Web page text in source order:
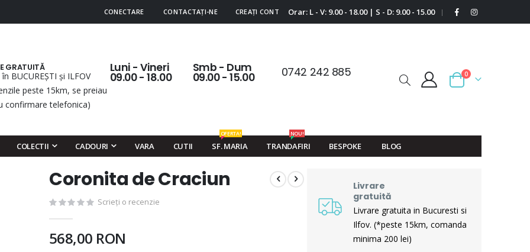
CONECTARE CONTACTAȚI-NE CREAȚI CONT Orar: L - V: 9.00 - 18.00 | S - D: 9.00 - 15.00 |
GRATUITĂ
BUCUREȘTI și ILFOV
peste 15km, se preiau
confirmare telefonica)
Luni - Vineri
09.00 - 18.00
Smb - Dum
09.00 - 15.00 0742 242 885
Cart
0
COLECTII CADOURI VARA CUTII SF. MARIA
OFERTA!
TRANDAFIRI
NOU!
BESPOKE BLOG
Skip
the
beginning
the
Coronita de Craciun
Scrieți o recenzie
568,00 RON
Livrare
gratuită
Livrare gratuita in Bucuresti si
Ilfov. (*peste 15km, comanda
minima 200 lei)